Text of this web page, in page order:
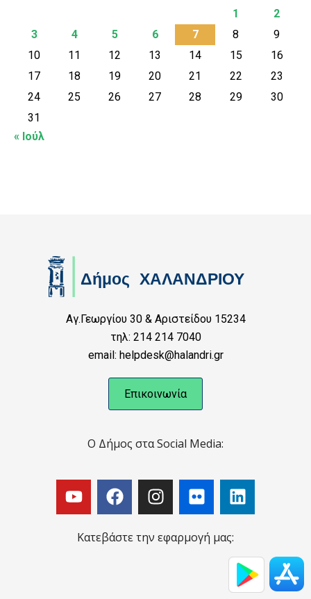
1
2
3
4 5 6 7 8
9
10
11 12 13 14 15
16
17
18 19 20 21 22
23
24
25 26 27 28 29
30
31
« Ιούλ
Αγ.Γεωργίου 30 & Αριστείδου 15234
τηλ: 214 214 7040
email: helpdesk@halandri.gr
Επικοινωνία
Ο Δήμος στα Social Media:
Κατεβάστε την εφαρμογή μας: